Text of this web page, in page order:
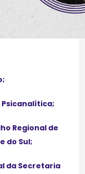
Regional de
do Sul;
da Secretaria